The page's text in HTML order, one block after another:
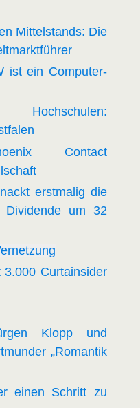
Mittelstands: Die
ist ein Computer-
Contact
erstmalig die
Dividende um 32
3.000 Curtainsider
Klopp und
„Romantik
einen Schritt zu